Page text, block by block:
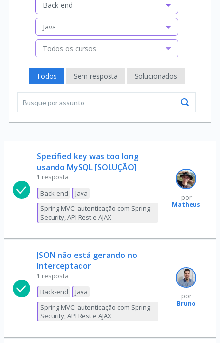
Back-end
Java
Todos os cursos
Todos Sem resposta Solucionados
Specified key was too long
usando MySQL [SOLUÇÃO]
1 resposta
Back-end
Java
Spring MVC: autenticação com Spring
Security, API Rest e AJAX
por
Matheus
JSON não está gerando no
Interceptador
1 resposta
Back-end
Java
Spring MVC: autenticação com Spring
Security, API Rest e AJAX
por
Bruno